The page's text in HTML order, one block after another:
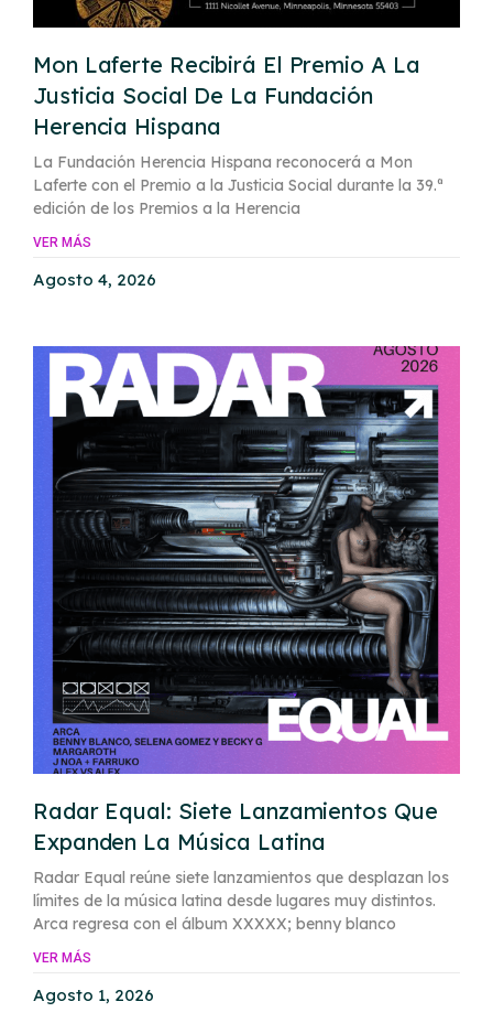
Mon Laferte Recibirá El Premio A La
Justicia Social De La Fundación
Herencia Hispana
La Fundación Herencia Hispana reconocerá a Mon
Laferte con el Premio a la Justicia Social durante la 39.ª
edición de los Premios a la Herencia
VER MÁS
Agosto 4, 2026
Radar Equal: Siete Lanzamientos Que
Expanden La Música Latina
Radar Equal reúne siete lanzamientos que desplazan los
límites de la música latina desde lugares muy distintos.
Arca regresa con el álbum XXXXX; benny blanco
VER MÁS
Agosto 1, 2026